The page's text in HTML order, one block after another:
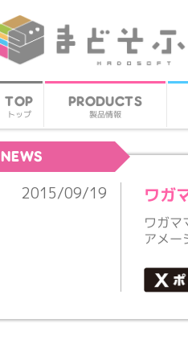
TOP
トップ
PRODUCTS
製品情報
NEWS
2015/09/19 ワガ
ワガマ
アメー